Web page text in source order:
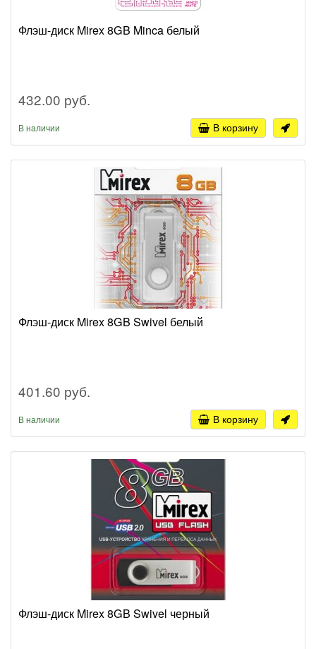
Флэш-диск Mirex 8GB Minca белый
432.00 руб.
В наличии В корзину
Флэш-диск Mirex 8GB Swivel белый
401.60 руб.
В наличии В корзину
Флэш-диск Mirex 8GB Swivel черный